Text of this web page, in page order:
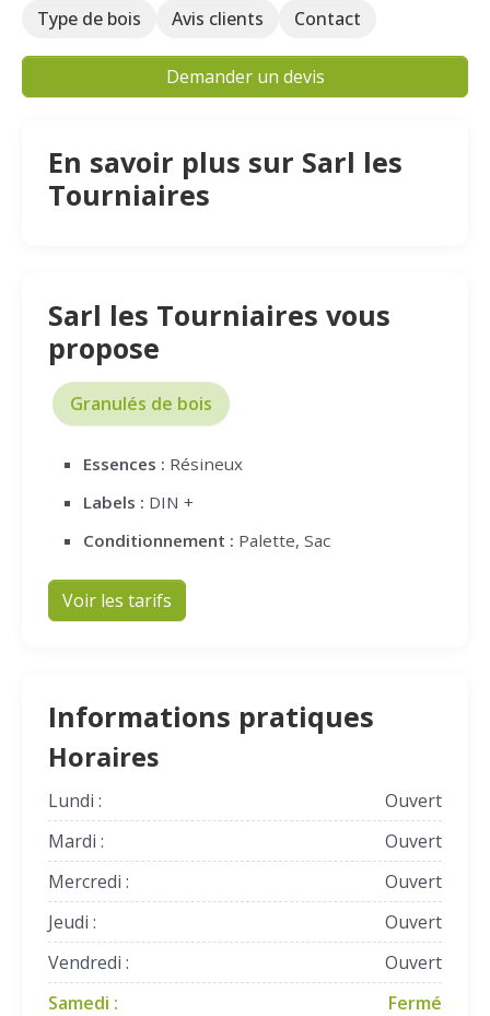
Type de bois Avis clients Contact
Demander un devis
En savoir plus sur Sarl les
Tourniaires
Sarl les Tourniaires vous
propose
Granulés de bois
Essences : Résineux
Labels : DIN +
Conditionnement : Palette, Sac
Voir les tarifs
Informations pratiques
Horaires
Lundi :
Ouvert
Mardi :
Ouvert
Mercredi :
Ouvert
Jeudi :
Ouvert
Vendredi :
Ouvert
Samedi :
Fermé